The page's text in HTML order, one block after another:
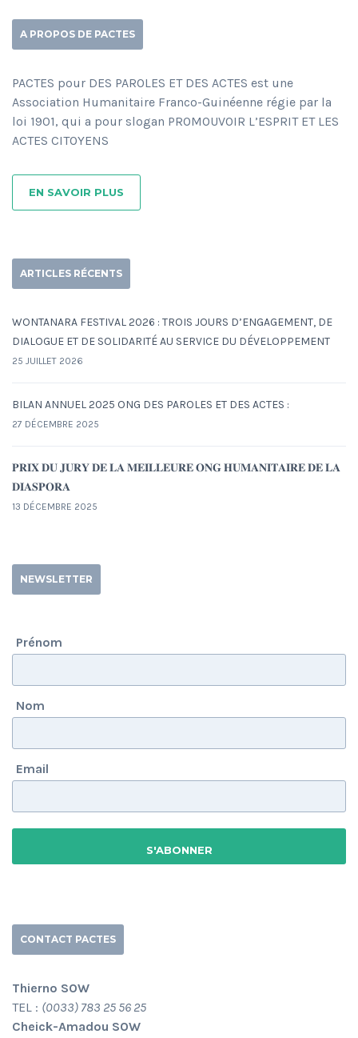
A PROPOS DE PACTES
PACTES pour DES PAROLES ET DES ACTES est une
Association Humanitaire Franco-Guinéenne régie par la
loi 1901, qui a pour slogan PROMOUVOIR L’ESPRIT ET LES
ACTES CITOYENS
EN SAVOIR PLUS
ARTICLES RÉCENTS
WONTANARA FESTIVAL 2026 : TROIS JOURS D’ENGAGEMENT, DE
DIALOGUE ET DE SOLIDARITÉ AU SERVICE DU DÉVELOPPEMENT
25 JUILLET 2026
BILAN ANNUEL 2025 ONG DES PAROLES ET DES ACTES :
27 DÉCEMBRE 2025
𝐏𝐑𝐈𝐗 𝐃𝐔 𝐉𝐔𝐑𝐘 𝐃𝐄 𝐋𝐀 𝐌𝐄𝐈𝐋𝐋𝐄𝐔𝐑𝐄 𝐎𝐍𝐆 𝐇𝐔𝐌𝐀𝐍𝐈𝐓𝐀𝐈𝐑𝐄 𝐃𝐄 𝐋𝐀
𝐃𝐈𝐀𝐒𝐏𝐎𝐑𝐀
13 DÉCEMBRE 2025
NEWSLETTER
Prénom
Nom
Email
CONTACT PACTES
Thierno SOW
TEL : (0033) 783 25 56 25
Cheick-Amadou SOW